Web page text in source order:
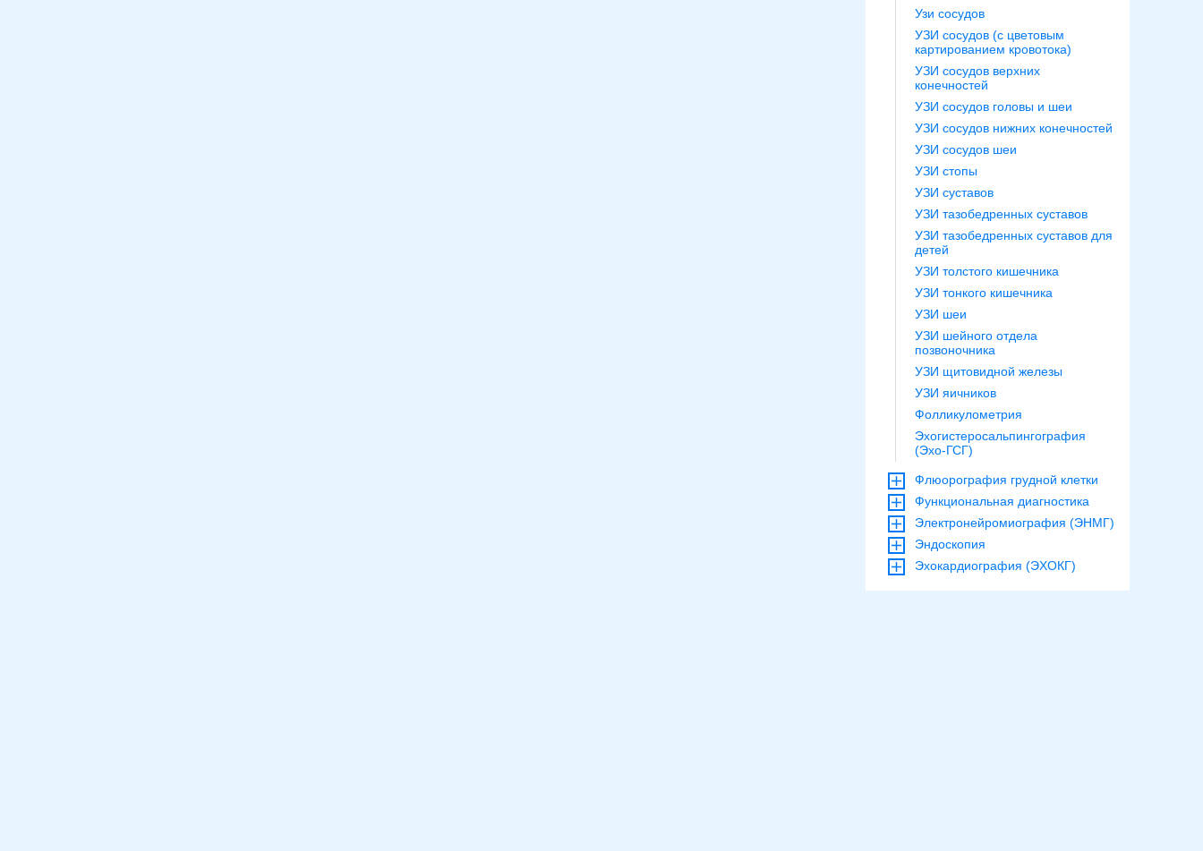
Узи сосудов
УЗИ сосудов (с цветовым
картированием кровотока)
УЗИ сосудов верхних
конечностей
УЗИ сосудов головы и шеи
УЗИ сосудов нижних конечностей
УЗИ сосудов шеи
УЗИ стопы
УЗИ суставов
УЗИ тазобедренных суставов
УЗИ тазобедренных суставов для
детей
УЗИ толстого кишечника
УЗИ тонкого кишечника
УЗИ шеи
УЗИ шейного отдела
позвоночника
УЗИ щитовидной железы
УЗИ яичников
Фолликулометрия
Эхогистеросальпингография
(Эхо-ГСГ)
Флюорография грудной клетки
Функциональная диагностика
Электронейромиография (ЭНМГ)
Эндоскопия
Эхокардиография (ЭХОКГ)